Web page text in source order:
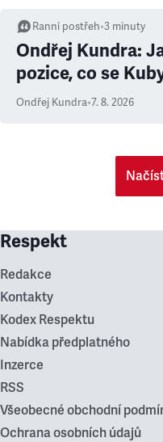
Ranní postřeh•3 minuty
Ondřej Kundra:
pozice, co se
Ondřej Kundra•7. 8. 2026
Respekt
Redakce
Kontakty
Kodex Respektu
Nabídka předplatného
Inzerce
RSS
Všeobecné obchodní
Ochrana osobních údajů